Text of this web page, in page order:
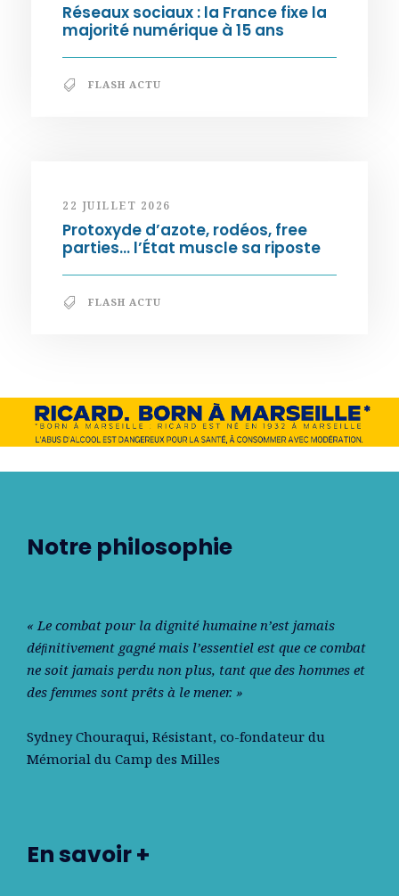
Réseaux sociaux : la France fixe la
majorité numérique à 15 ans
FLASH ACTU
22 JUILLET 2026
Protoxyde d’azote, rodéos, free
parties… l’État muscle sa riposte
FLASH ACTU
Notre philosophie
« Le combat pour la dignité humaine n’est jamais
déﬁnitivement gagné mais l’essentiel est que ce combat
ne soit jamais perdu non plus, tant que des hommes et
des femmes sont prêts à le mener. »
Sydney Chouraqui, Résistant, co-fondateur du
Mémorial du Camp des Milles
En savoir +